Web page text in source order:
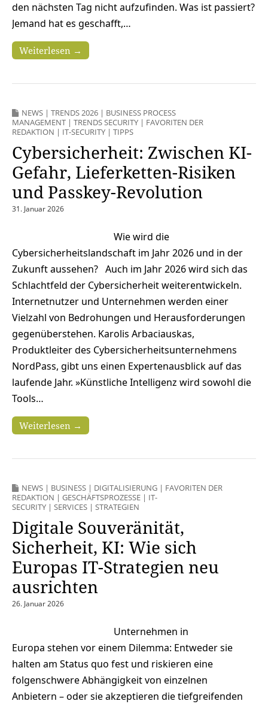
den nächsten Tag nicht aufzufinden. Was ist passiert?
Jemand hat es geschafft,…
Weiterlesen →
NEWS | TRENDS 2026 | BUSINESS PROCESS
MANAGEMENT | TRENDS SECURITY | FAVORITEN DER
REDAKTION | IT-SECURITY | TIPPS
Cybersicherheit: Zwischen KI-
Gefahr, Lieferketten-Risiken
und Passkey-Revolution
31. Januar 2026
Wie wird die
Cybersicherheitslandschaft im Jahr 2026 und in der
Zukunft aussehen? Auch im Jahr 2026 wird sich das
Schlachtfeld der Cybersicherheit weiterentwickeln.
Internetnutzer und Unternehmen werden einer
Vielzahl von Bedrohungen und Herausforderungen
gegenüberstehen. Karolis Arbaciauskas,
Produktleiter des Cybersicherheitsunternehmens
NordPass, gibt uns einen Expertenausblick auf das
laufende Jahr. »Künstliche Intelligenz wird sowohl die
Tools…
Weiterlesen →
NEWS | BUSINESS | DIGITALISIERUNG | FAVORITEN DER
REDAKTION | GESCHÄFTSPROZESSE | IT-
SECURITY | SERVICES | STRATEGIEN
Digitale Souveränität,
Sicherheit, KI: Wie sich
Europas IT-Strategien neu
ausrichten
26. Januar 2026
Unternehmen in
Europa stehen vor einem Dilemma: Entweder sie
halten am Status quo fest und riskieren eine
folgenschwere Abhängigkeit von einzelnen
Anbietern – oder sie akzeptieren die tiefgreifenden